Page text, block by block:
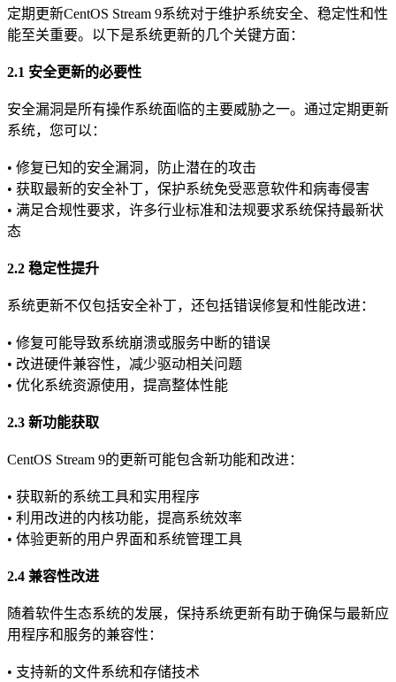
定期更新CentOS Stream 9系统对于维护系统安全、稳定性和性
能至关重要。以下是系统更新的几个关键方面：
2.1 安全更新的必要性
安全漏洞是所有操作系统面临的主要威胁之一。通过定期更新
系统，您可以：
• 修复已知的安全漏洞，防止潜在的攻击
• 获取最新的安全补丁，保护系统免受恶意软件和病毒侵害
• 满足合规性要求，许多行业标准和法规要求系统保持最新状
态
2.2 稳定性提升
系统更新不仅包括安全补丁，还包括错误修复和性能改进：
• 修复可能导致系统崩溃或服务中断的错误
• 改进硬件兼容性，减少驱动相关问题
• 优化系统资源使用，提高整体性能
2.3 新功能获取
CentOS Stream 9的更新可能包含新功能和改进：
• 获取新的系统工具和实用程序
• 利用改进的内核功能，提高系统效率
• 体验更新的用户界面和系统管理工具
2.4 兼容性改进
随着软件生态系统的发展，保持系统更新有助于确保与最新应
用程序和服务的兼容性：
• 支持新的文件系统和存储技术